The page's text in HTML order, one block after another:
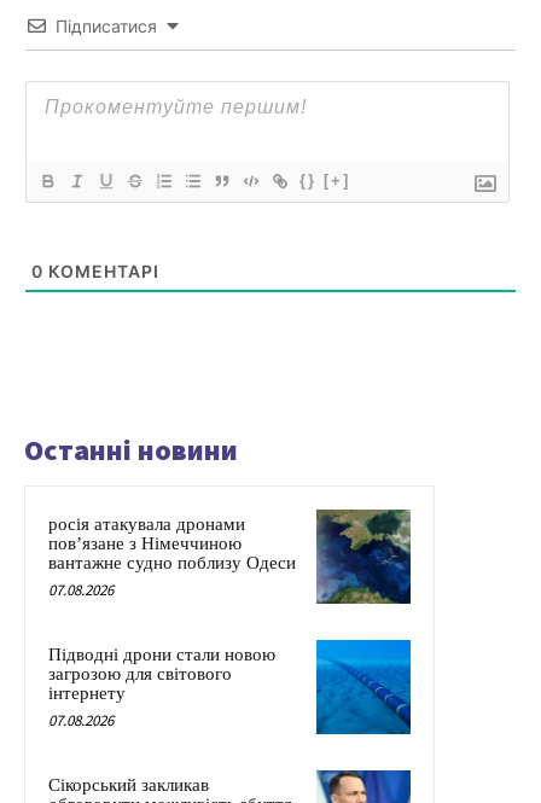
Підписатися
{} [+]
0 КОМЕНТАРІ
Останні новини
росія атакувала дронами
пов’язане з Німеччиною
вантажне судно поблизу Одеси
07.08.2026
Підводні дрони стали новою
загрозою для світового
інтернету
07.08.2026
Сікорський закликав